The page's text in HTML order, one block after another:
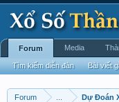
Forum Dự Đoán
Forum
Tìm kiếm diễn đàn Bài viết
Media